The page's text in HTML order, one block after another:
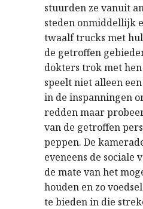
stuurden ze vanuit
steden onmiddellijk
twaalf trucks met
de getroffen
dokters trok met hen
speelt niet alleen
in de inspanningen
redden maar
van de getroffen
peppen. De
eveneens de sociale
de mate van het
houden en zo
te bieden in die